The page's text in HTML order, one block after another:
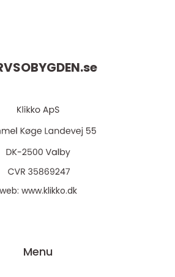
se
web: www.klikko.dk
Menu